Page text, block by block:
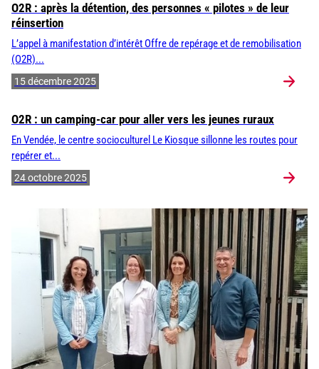
O2R : après la détention, des personnes « pilotes » de leur
réinsertion
L’appel à manifestation d’intérêt Offre de repérage et de remobilisation
(O2R)...
15 décembre 2025
O2R : un camping-car pour aller vers les jeunes ruraux
En Vendée, le centre socioculturel Le Kiosque sillonne les routes pour
repérer et...
24 octobre 2025